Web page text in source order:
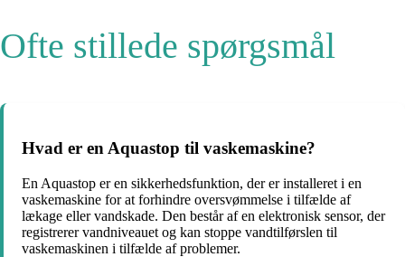
Ofte stillede spørgsmål
Hvad er en Aquastop til vaskemaskine?
En Aquastop er en sikkerhedsfunktion, der er installeret i en
vaskemaskine for at forhindre oversvømmelse i tilfælde af
lækage eller vandskade. Den består af en elektronisk sensor, der
registrerer vandniveauet og kan stoppe vandtilførslen til
vaskemaskinen i tilfælde af problemer.